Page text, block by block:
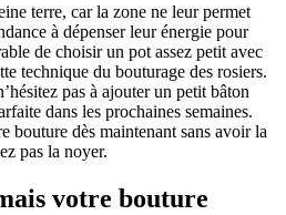
terre, car la zone ne leur permet
à dépenser leur énergie pour
de choisir un pot assez petit avec
technique du bouturage des rosiers.
pas à ajouter un petit bâton
dans les prochaines semaines.
bouture dès maintenant sans avoir la
pas la noyer.
votre bouture